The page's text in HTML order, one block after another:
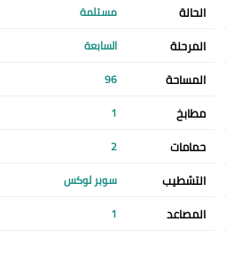
الحالة مستلمة
المرحلة السابعة
المساحة 96
مطابخ 1
حمامات 2
التشطيب سوبر لوكس
المصاعد 1